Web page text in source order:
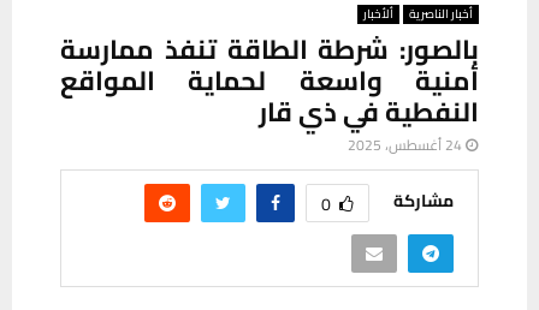
أخبار الناصرية ألأخبار
بالصور: شرطة الطاقة تنفذ ممارسة
أمنية واسعة لحماية المواقع
النفطية في ذي قار
24 أغسطس، 2025
مشاركة 0